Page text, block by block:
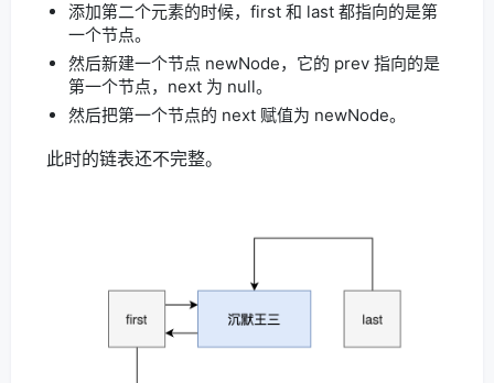
添加第二个元素的时候，first 和 last 都指向的是第
一个节点。
然后新建一个节点 newNode，它的 prev 指向的是
第一个节点，next 为 null。
然后把第一个节点的 next 赋值为 newNode。
此时的链表还不完整。